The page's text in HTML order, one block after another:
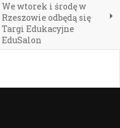
We wtorek i środę w
Rzeszowie odbędą się
Targi Edukacyjne
EduSalon